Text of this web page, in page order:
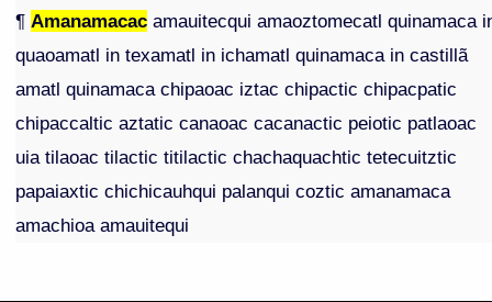
¶Amanamacac amauitecqui amaoztomecatl quinamaca
quaoamatl in texamatl in ichamatl quinamaca in castillã
amatl quinamaca chipaoac iztac chipactic chipacpatic
chipaccaltic aztatic canaoac cacanactic peiotic patlaoac
uia tilaoac tilactic titilactic chachaquachtic tetecuitztic
papaiaxtic chichicauhqui palanqui coztic amanamaca
amachioa amauitequi